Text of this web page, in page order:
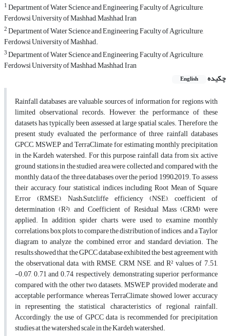
1Department of Water Science and Engineering, Faculty of Agriculture,
Ferdowsi University of Mashhad, Mashhad, Iran
2Department of Water Science and Engineering, Faculty of Agriculture,
Ferdowsi University of Mashhad.
3Department of Water Science and Engineering, Faculty of Agriculture,
Ferdowsi University of Mashhad, Mashhad, Iran
چکیده
English
Rainfall databases are valuable sources of information for regions with
limited observational records. However, the performance of these
datasets has typically been assessed at large spatial scales. Therefore, the
present study evaluated the performance of three rainfall databases
GPCC, MSWEP and TerraClimate for estimating monthly precipitation
in the Kardeh watershed. For this purpose, rainfall data from six active
ground stations in the studied area were collected and compared with the
monthly data of the three databases over the period 1990–2019. To assess
their accuracy, four statistical indices including Root Mean of Square
Error (RMSE), Nash–Sutcliffe efficiency (NSE), coefficient of
determination (R²), and Coefficient of Residual Mass (CRM) were
applied. In addition, spider charts were used to examine monthly
correlations, box plots to compare the distribution of indices, and a Taylor
diagram to analyze the combined error and standard deviation. The
results showed that the GPCC database exhibited the best agreement with
the observational data, with RMSE, CRM, NSE, and R² values of 7.51,
-0.07, 0.71 and 0.74, respectively, demonstrating superior performance
compared with the other two datasets. MSWEP provided moderate and
acceptable performance, whereas TerraClimate showed lower accuracy
in representing the statistical characteristics of regional rainfall.
Accordingly, the use of GPCC data is recommended for precipitation
studies at the watershed scale in the Kardeh watershed.